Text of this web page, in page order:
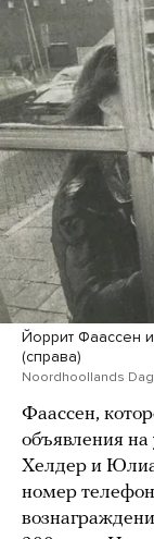
Йоррит Фаассен
(справа)
Noordhoollands
Фаассен,
объявления на
Хелдер и
номер